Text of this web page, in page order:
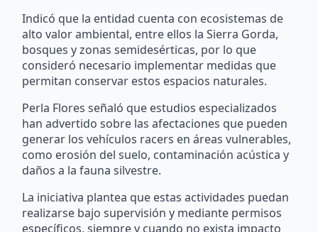
Indicó que la entidad cuenta con ecosistemas de
alto valor ambiental, entre ellos la Sierra Gorda,
bosques y zonas semidesérticas, por lo que
consideró necesario implementar medidas que
permitan conservar estos espacios naturales.
Perla Flores señaló que estudios especializados
han advertido sobre las afectaciones que pueden
generar los vehículos racers en áreas vulnerables,
como erosión del suelo, contaminación acústica y
daños a la fauna silvestre.
La iniciativa plantea que estas actividades puedan
realizarse bajo supervisión y mediante permisos
específicos, siempre y cuando no exista impacto